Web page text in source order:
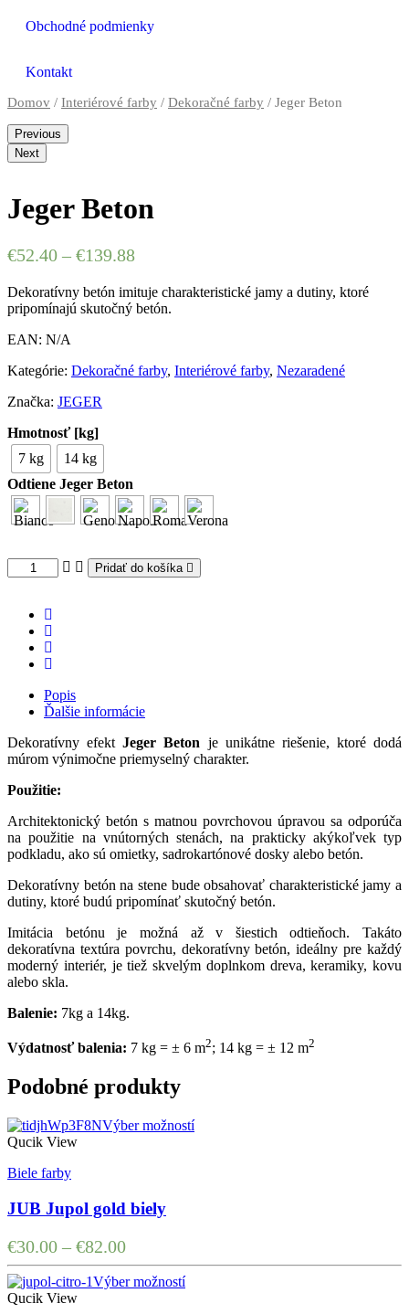
Obchodné podmienky
Kontakt
Domov / Interiérové farby / Dekoračné farby / Jeger Beton
Previous
Next
Jeger Beton
€52.40 – €139.88
Dekoratívny betón imituje charakteristické jamy a dutiny, ktoré
pripomínajú skutočný betón.
EAN: N/A
Kategórie: Dekoračné farby, Interiérové farby, Nezaradené
Značka: JEGER
Hmotnosť [kg]
7 kg
14 kg
Odtiene Jeger Beton
Pridať do košíka
Popis
Ďalšie informácie
Dekoratívny efektJeger Beton je unikátne riešenie, ktoré dodá
múrom výnimočne priemyselný charakter.
Použitie:
Architektonický betón s matnou povrchovou úpravou sa odporúča
na použitie na vnútorných stenách, na prakticky akýkoľvek typ
podkladu, ako sú omietky, sadrokartónové dosky alebo betón.
Dekoratívny betón na stene bude obsahovať charakteristické jamy a
dutiny, ktoré budú pripomínať skutočný betón.
Imitácia betónu je možná až v šiestich odtieňoch. Takáto
dekoratívna textúra povrchu, dekoratívny betón, ideálny pre každý
moderný interiér, je tiež skvelým doplnkom dreva, keramiky, kovu
alebo skla.
Balenie: 7kg a 14kg.
Výdatnosť balenia: 7 kg = ± 6 m2; 14 kg = ± 12 m2
Podobné produkty
Výber možností
Qucik View
Biele farby
JUB Jupol gold biely
€30.00 – €82.00
Výber možností
Qucik View